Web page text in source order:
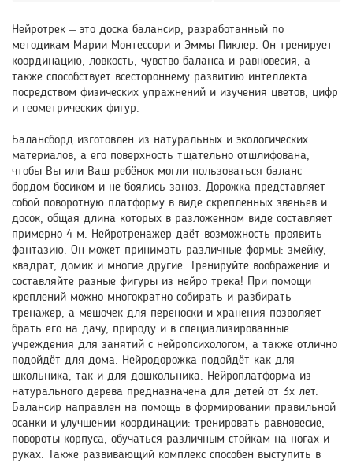
Нейротрек – это доска балансир, разработанный по
методикам Марии Монтессори и Эммы Пиклер. Он тренирует
координацию, ловкость, чувство баланса и равновесия, а
также способствует всестороннему развитию интеллекта
посредством физических упражнений и изучения цветов, цифр
и геометрических фигур.
Балансборд изготовлен из натуральных и экологических
материалов, а его поверхность тщательно отшлифована,
чтобы Вы или Ваш ребёнок могли пользоваться баланс
бордом босиком и не боялись заноз. Дорожка представляет
собой поворотную платформу в виде скрепленных звеньев и
досок, общая длина которых в разложенном виде составляет
примерно 4 м. Нейротренажер даёт возможность проявить
фантазию. Он может принимать различные формы: змейку,
квадрат, домик и многие другие. Тренируйте воображение и
составляйте разные фигуры из нейро трека! При помощи
креплений можно многократно собирать и разбирать
тренажер, а мешочек для переноски и хранения позволяет
брать его на дачу, природу и в специализированные
учреждения для занятий с нейропсихологом, а также отлично
подойдёт для дома. Нейродорожка подойдёт как для
школьника, так и для дошкольника. Нейроплатформа из
натурального дерева предназначена для детей от 3х лет.
Балансир направлен на помощь в формировании правильной
осанки и улучшении координации: тренировать равновесие,
повороты корпуса, обучаться различным стойкам на ногах и
руках. Также развивающий комплекс способен выступить в